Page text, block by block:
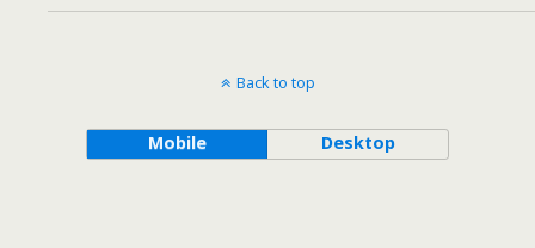
Back to top
Mobile Desktop